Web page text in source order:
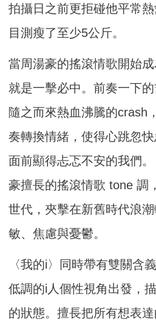
拍攝日之前更拒碰他平常熱
目測瘦了至少5公斤。
當周湯豪的搖滾情歌開始
就是一擊必中。前奏一下
隨之而來熱血沸騰的crash
奏轉換情緒，使得心跳忽
面前顯得忐忑不安的我們
豪擅長的搖滾情歌 tone 調
世代，夾擊在新舊時代浪
敏、焦慮與憂鬱。
〈我的i〉同時帶有雙關含
低調的i人個性視角出發，
的狀態。擅長把所有想表